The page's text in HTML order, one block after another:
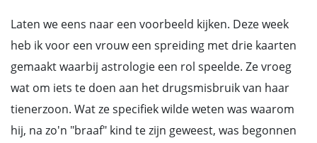
Laten we eens naar een voorbeeld kijken. Deze week
heb ik voor een vrouw een spreiding met drie kaarten
gemaakt waarbij astrologie een rol speelde. Ze vroeg
wat om iets te doen aan het drugsmisbruik van haar
tienerzoon. Wat ze specifiek wilde weten was waarom
hij, na zo'n "braaf" kind te zijn geweest, was begonnen